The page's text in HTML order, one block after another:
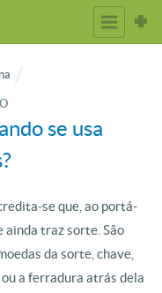
se usa
se que, ao portá-
ainda traz sorte. São
da sorte, chave,
a ferradura atrás dela